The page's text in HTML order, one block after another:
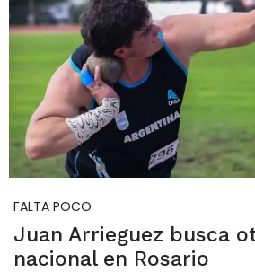
FALTA POCO
Juan Arrieguez busca
nacional en Rosario